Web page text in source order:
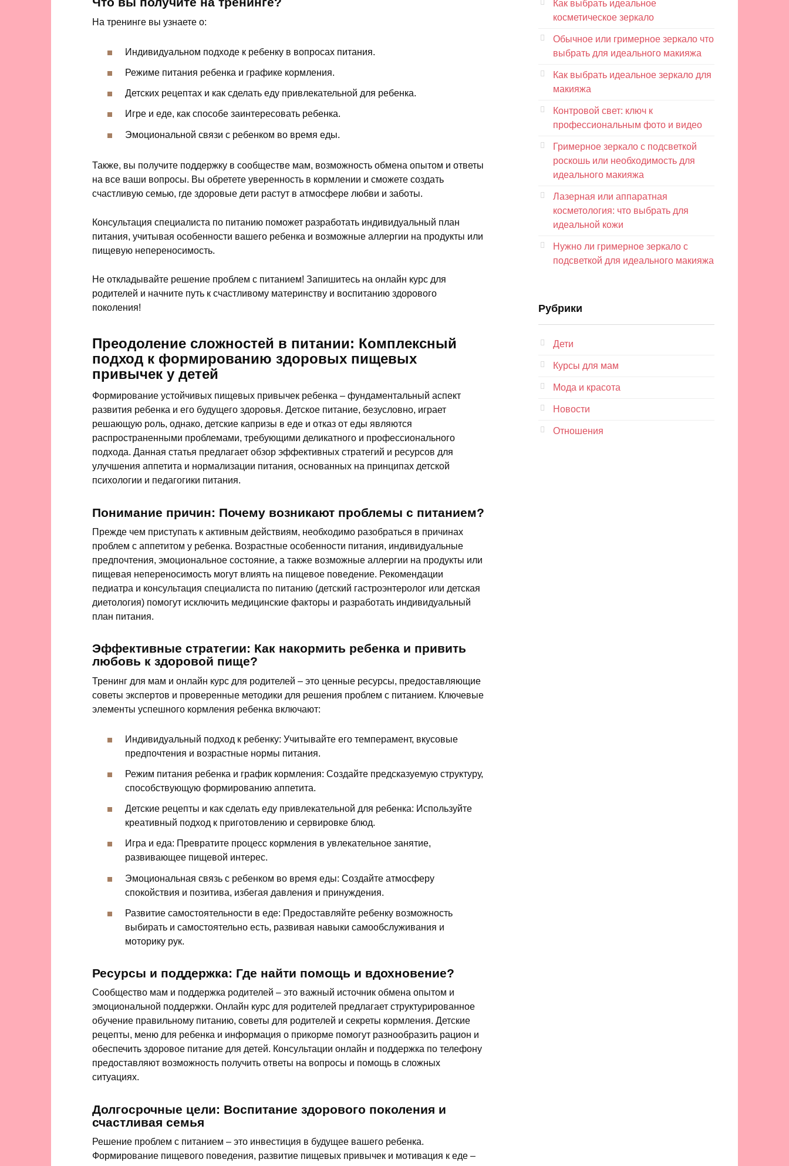
На тренинге вы узнаете о:
Индивидуальном подходе к ребенку в вопросах питания.
Режиме питания ребенка и графике кормления.
Детских рецептах и как сделать еду привлекательной для ребенка.
Игре и еде, как способе заинтересовать ребенка.
Эмоциональной связи с ребенком во время еды.
Также, вы получите поддержку в сообществе мам, возможность обмена опытом и ответы
на все ваши вопросы. Вы обретете уверенность в кормлении и сможете создать
счастливую семью, где здоровые дети растут в атмосфере любви и заботы.
Консультация специалиста по питанию поможет разработать индивидуальный план
питания, учитывая особенности вашего ребенка и возможные аллергии на продукты или
пищевую непереносимость.
Не откладывайте решение проблем с питанием! Запишитесь на онлайн курс для
родителей и начните путь к счастливому материнству и воспитанию здорового
поколения!
Преодоление сложностей в питании: Комплексный
подход к формированию здоровых пищевых
привычек у детей
Формирование устойчивых пищевых привычек ребенка – фундаментальный аспект
развития ребенка и его будущего здоровья. Детское питание, безусловно, играет
решающую роль, однако, детские капризы в еде и отказ от еды являются
распространенными проблемами, требующими деликатного и профессионального
подхода. Данная статья предлагает обзор эффективных стратегий и ресурсов для
улучшения аппетита и нормализации питания, основанных на принципах детской
психологии и педагогики питания.
Понимание причин: Почему возникают проблемы с питанием?
Прежде чем приступать к активным действиям, необходимо разобраться в причинах
проблем с аппетитом у ребенка. Возрастные особенности питания, индивидуальные
предпочтения, эмоциональное состояние, а также возможные аллергии на продукты или
пищевая непереносимость могут влиять на пищевое поведение. Рекомендации
педиатра и консультация специалиста по питанию (детский гастроэнтеролог или детская
диетология) помогут исключить медицинские факторы и разработать индивидуальный
план питания.
Эффективные стратегии: Как накормить ребенка и привить
любовь к здоровой пище?
Тренинг для мам и онлайн курс для родителей – это ценные ресурсы, предоставляющие
советы экспертов и проверенные методики для решения проблем с питанием. Ключевые
элементы успешного кормления ребенка включают:
Индивидуальный подход к ребенку: Учитывайте его темперамент, вкусовые
предпочтения и возрастные нормы питания.
Режим питания ребенка и график кормления: Создайте предсказуемую структуру,
способствующую формированию аппетита.
Детские рецепты и как сделать еду привлекательной для ребенка: Используйте
креативный подход к приготовлению и сервировке блюд.
Игра и еда: Превратите процесс кормления в увлекательное занятие,
развивающее пищевой интерес.
Эмоциональная связь с ребенком во время еды: Создайте атмосферу
спокойствия и позитива, избегая давления и принуждения.
Развитие самостоятельности в еде: Предоставляйте ребенку возможность
выбирать и самостоятельно есть, развивая навыки самообслуживания и
моторику рук.
Ресурсы и поддержка: Где найти помощь и вдохновение?
Сообщество мам и поддержка родителей – это важный источник обмена опытом и
эмоциональной поддержки. Онлайн курс для родителей предлагает структурированное
обучение правильному питанию, советы для родителей и секреты кормления. Детские
рецепты, меню для ребенка и информация о прикорме помогут разнообразить рацион и
обеспечить здоровое питание для детей. Консультации онлайн и поддержка по телефону
предоставляют возможность получить ответы на вопросы и помощь в сложных
ситуациях.
Долгосрочные цели: Воспитание здорового поколения и
счастливая семья
Решение проблем с питанием – это инвестиция в будущее вашего ребенка.
Формирование пищевого поведения, развитие пищевых привычек и мотивация к еде –
Как выбрать идеальное
косметическое зеркало
Обычное или гримерное зеркало что
выбрать для идеального макияжа
Как выбрать идеальное зеркало для
макияжа
Контровой свет: ключ к
профессиональным фото и видео
Гримерное зеркало с подсветкой
роскошь или необходимость для
идеального макияжа
Лазерная или аппаратная
косметология: что выбрать для
идеальной кожи
Нужно ли гримерное зеркало с
подсветкой для идеального макияжа
Рубрики
Дети
Курсы для мам
Мода и красота
Новости
Отношения